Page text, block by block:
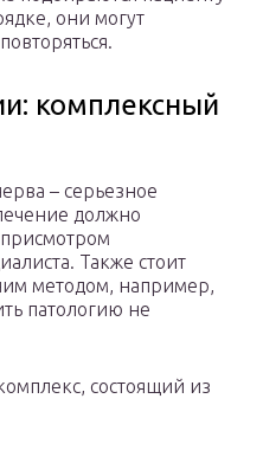
они могут
комплексный
– серьезное
должно
присмотром
Также стоит
методом, например,
патологию не
состоящий из